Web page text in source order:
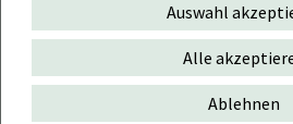
Auswahl
Alle
Ablehnen
Copyright 2026